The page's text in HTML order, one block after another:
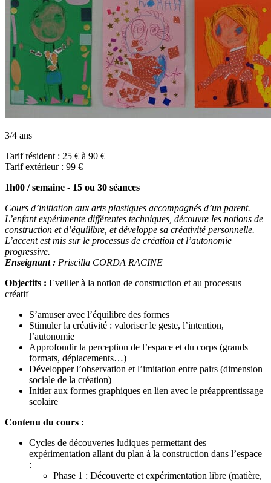
3/4 ans
Tarif résident : 25 € à 90 €
Tarif extérieur : 99 €
1h00 / semaine - 15 ou 30 séances
Cours d’initiation aux arts plastiques accompagnés d’un parent.
L’enfant expérimente différentes techniques, découvre les notions de
construction et d’équilibre, et développe sa créativité personnelle.
L’accent est mis sur le processus de création et l’autonomie
progressive.
Enseignant : Priscilla CORDA RACINE
Objectifs : Eveiller à la notion de construction et au processus
créatif
S’amuser avec l’équilibre des formes
Stimuler la créativité : valoriser le geste, l’intention,
l’autonomie
Approfondir la perception de l’espace et du corps (grands
formats, déplacements…)
Développer l’observation et l’imitation entre pairs (dimension
sociale de la création)
Initier aux formes graphiques en lien avec le préapprentissage
scolaire
Contenu du cours :
Cycles de découvertes ludiques permettant des
expérimentation allant du plan à la construction dans l’espace
:
Phase 1 : Découverte et expérimentation libre (matière,